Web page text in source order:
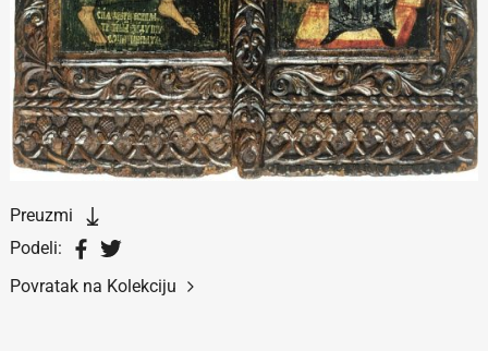
Preuzmi
Podeli:
Povratak na Kolekciju